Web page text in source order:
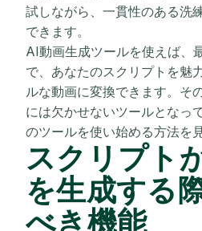
試しながら、一貫性のある洗
できます。
AI動画生成ツールを使えば、
で、あなたのスクリプトを魅
ルな動画に変換できます。そ
には欠かせないツールとなっ
のツールを使い始める方法を
スクリプト
を生成する
べき機能